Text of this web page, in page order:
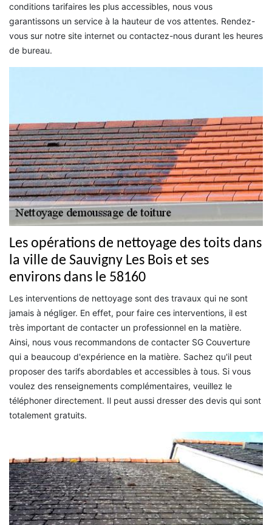
conditions tarifaires les plus accessibles, nous vous
garantissons un service à la hauteur de vos attentes. Rendez-
vous sur notre site internet ou contactez-nous durant les heures
de bureau.
Les opérations de nettoyage des toits dans
la ville de Sauvigny Les Bois et ses
environs dans le 58160
Les interventions de nettoyage sont des travaux qui ne sont
jamais à négliger. En effet, pour faire ces interventions, il est
très important de contacter un professionnel en la matière.
Ainsi, nous vous recommandons de contacter SG Couverture
qui a beaucoup d'expérience en la matière. Sachez qu'il peut
proposer des tarifs abordables et accessibles à tous. Si vous
voulez des renseignements complémentaires, veuillez le
téléphoner directement. Il peut aussi dresser des devis qui sont
totalement gratuits.